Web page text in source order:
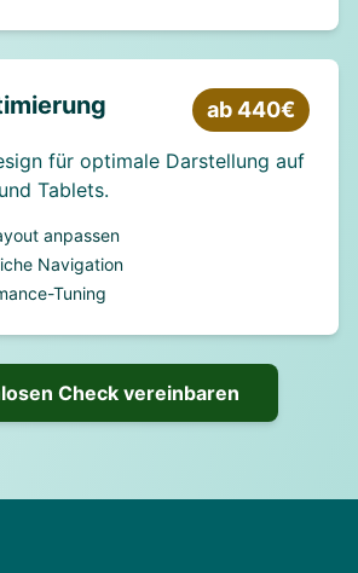
ab 440€
für optimale Darstellung auf
Tablets.
anpassen
Navigation
Tuning
Check vereinbaren